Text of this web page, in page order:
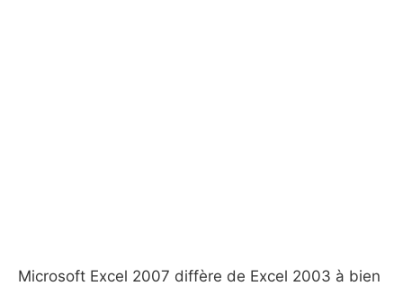
Microsoft Excel 2007 diffère de Excel 2003 à bien